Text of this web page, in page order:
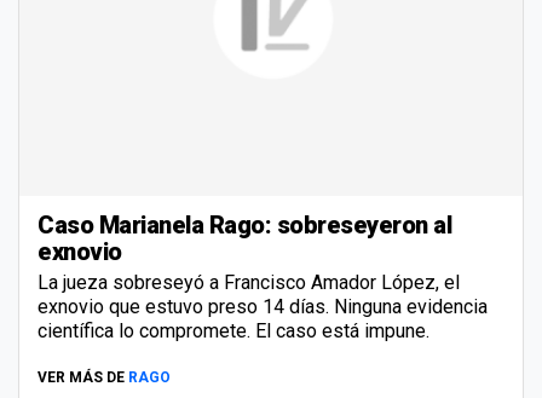
Caso Marianela Rago: sobreseyeron al
exnovio
La jueza sobreseyó a Francisco Amador López, el
exnovio que estuvo preso 14 días. Ninguna evidencia
científica lo compromete. El caso está impune.
VER MÁS DE RAGO